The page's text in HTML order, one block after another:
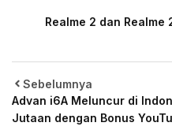
Sebelumnya
Advan i6A Meluncur di
Jutaan dengan Bonus
Realme 2 dan Realme